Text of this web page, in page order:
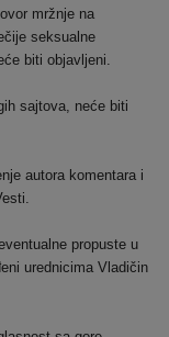
mržnje na
seksualne
biti objavljeni.
sajtova, neće biti
autora komentara i
propuste u
urednicima Vladičin